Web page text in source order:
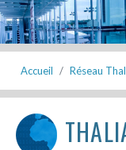
Accueil Réseau